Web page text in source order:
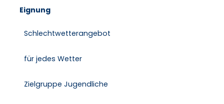
Eignung
Schlechtwetterangebot
für jedes Wetter
Zielgruppe Jugendliche